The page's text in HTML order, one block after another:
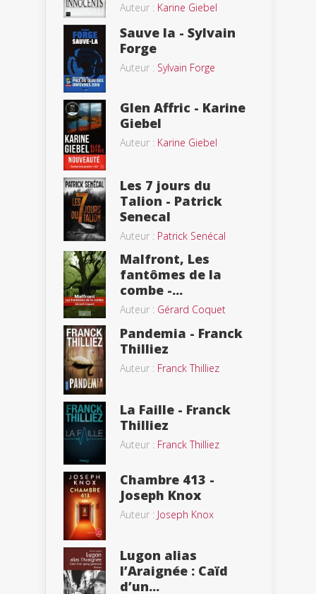
Auteur : Karine Giebel
Sauve la - Sylvain
Forge
Auteur : Sylvain Forge
Glen Affric - Karine
Giebel
Auteur : Karine Giebel
Les 7 jours du
Talion - Patrick
Senecal
Auteur : Patrick Senécal
Malfront, Les
fantômes de la
combe -...
Auteur : Gérard Coquet
Pandemia - Franck
Thilliez
Auteur : Franck Thilliez
La Faille - Franck
Thilliez
Auteur : Franck Thilliez
Chambre 413 -
Joseph Knox
Auteur : Joseph Knox
Lugon alias
l’Araignée : Caïd
d’un...